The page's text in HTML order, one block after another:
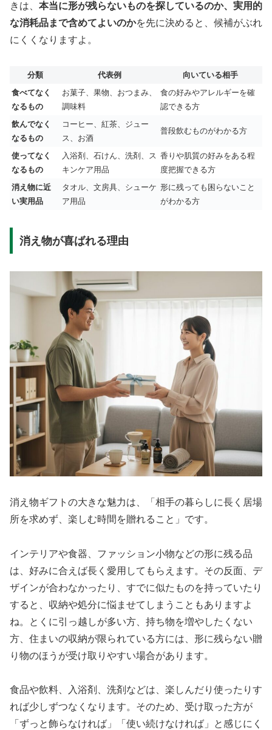
きは、 本当に形が残らないものを探しているのか、実用的
な消耗品まで含めてよいのかを先に決めると、候補がぶれ
にくくなりますよ。
分類 代表例
向いている相手
食べてなく
なるもの
お菓子、果物、おつまみ、
調味料
食の好みやアレルギーを確
認できる方
飲んでなく
なるもの
コーヒー、紅茶、ジュー
ス、お酒
普段飲むものがわかる方
使ってなく
なるもの
入浴剤、石けん、洗剤、ス
キンケア用品
香りや肌質の好みをある程
度把握できる方
消え物に近
い実用品
タオル、文房具、シューケ
ア用品
形に残っても困らないこと
がわかる方
消え物が喜ばれる理由
消え物ギフトの大きな魅力は、
「相手の暮らしに長く居場
所を求めず、楽しむ時間を贈れること」 です。
インテリアや食器、ファッション小物などの形に残る品
は、好みに合えば長く愛用してもらえます。その反面、デ
ザインが合わなかったり、すでに似たものを持っていたり
すると、収納や処分に悩ませてしまうこともありますよ
ね。とくに引っ越しが多い方、持ち物を増やしたくない
方、住まいの収納が限られている方には、形に残らない贈
り物のほうが受け取りやすい場合があります。
食品や飲料、入浴剤、洗剤などは、楽しんだり使ったりす
れば少しずつなくなります。そのため、受け取った方が
「ずっと飾らなければ」「使い続けなければ」と感じにく